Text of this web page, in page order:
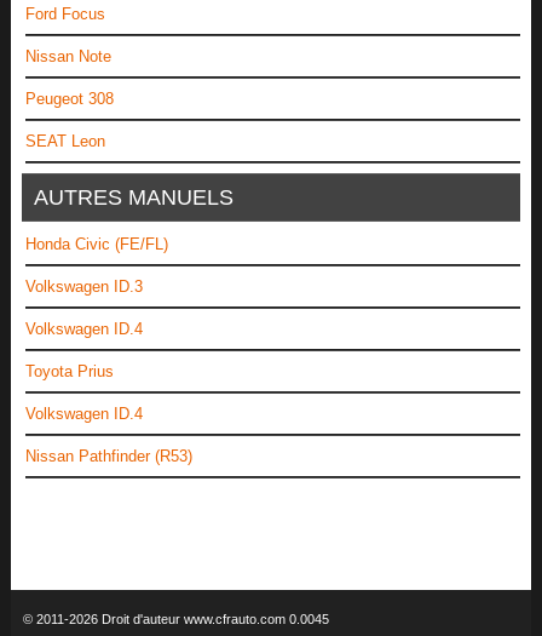
Ford Focus
Nissan Note
Peugeot 308
SEAT Leon
AUTRES MANUELS
Honda Civic (FE/FL)
Volkswagen ID.3
Volkswagen ID.4
Toyota Prius
Volkswagen ID.4
Nissan Pathfinder (R53)
© 2011-2026 Droit d'auteur www.cfrauto.com 0.0045